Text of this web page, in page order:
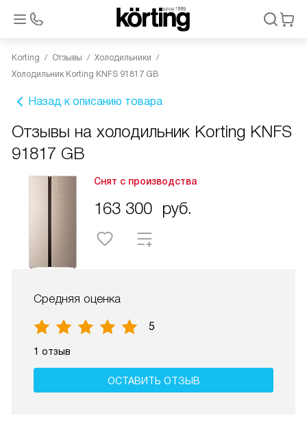
Korting Отзывы
Холодильники
Холодильник Korting KNFS 91817 GB
Назад к описанию товара
Отзывы на холодильник Korting KNFS
91817 GB
Снят с производства
163 300 руб.
Средняя оценка
5
1 отзыв
ОСТАВИТЬ ОТЗЫВ